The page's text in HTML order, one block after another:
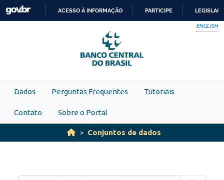
Skip to main content
PARA
O
CONTEÚDO
ACESSO À INFORMAÇÃO PARTICIPE
ENGLISH
Dados Perguntas Frequentes Tutoriais
Contato Sobre o Portal
Conjuntos de dados